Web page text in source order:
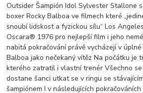
Outsider Šampión Idol Sylvester Stallone
boxer Rocky Balboa ve filmech které
snoubí lidskost a fyzickou sílu“ Los
Oscara® 1976 pro nejlepší film i jeho
nabitá pokračování právě vycházejí v úplné
Balboa jako nečekaný vítěz Na počátku je
kterého zatratil i vlastní trenér Všechno se
dostane šanci utkat se v ringu se
šampiónem I v následujících